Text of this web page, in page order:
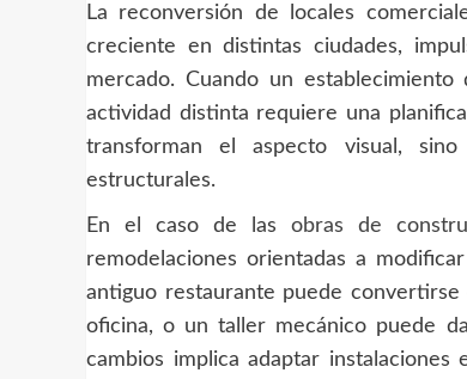
La reconversión de locales
creciente en distintas ciudades,
mercado. Cuando un
actividad distinta requiere una
transforman el aspecto visual,
estructurales.
En el caso de lasobras de
remodelaciones orientadas a
antiguo restaurante puede
oficina, o un taller mecánico puede
cambios implica adaptar instalaciones